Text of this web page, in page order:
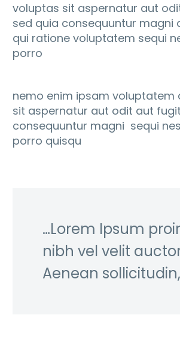
voluptas sit aspernatur aut
sed quia consequuntur magni
qui ratione voluptatem sequi
porro
nemo enim ipsam voluptatem
sit aspernatur aut odit aut
consequuntur magni sequi
porro quisqu
…Lorem Ipsum
nibh vel velit
Aenean